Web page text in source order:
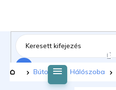
tartalomhoz
Kezdőlap
Bútorok Hálószoba